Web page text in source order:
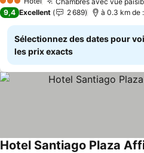
3 Étoiles
9,4 Excellent 2 689 à 0.3 km de
Sélectionnez des dates pour
les prix exacts
Hotel Santiago Plaza